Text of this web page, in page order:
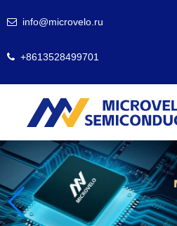
info@microvelo.ru
+8613528499701